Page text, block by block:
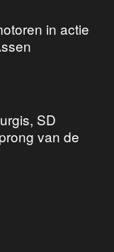
in actie
SD
van de